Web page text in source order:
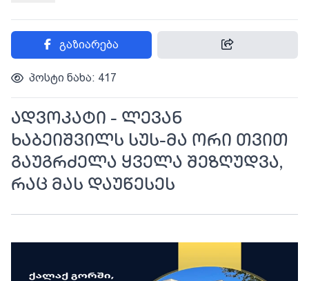
გაზიარება
პოსტი ნახა: 417
ადვოკატი - ლევან
ხაბეიშვილს სუს-მა ორი თვით
გაუგრძელა ყველა შეზღუდვა,
რაც მას დაუწესეს